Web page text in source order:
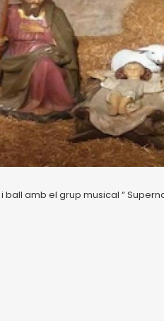
ball amb el grup musical “